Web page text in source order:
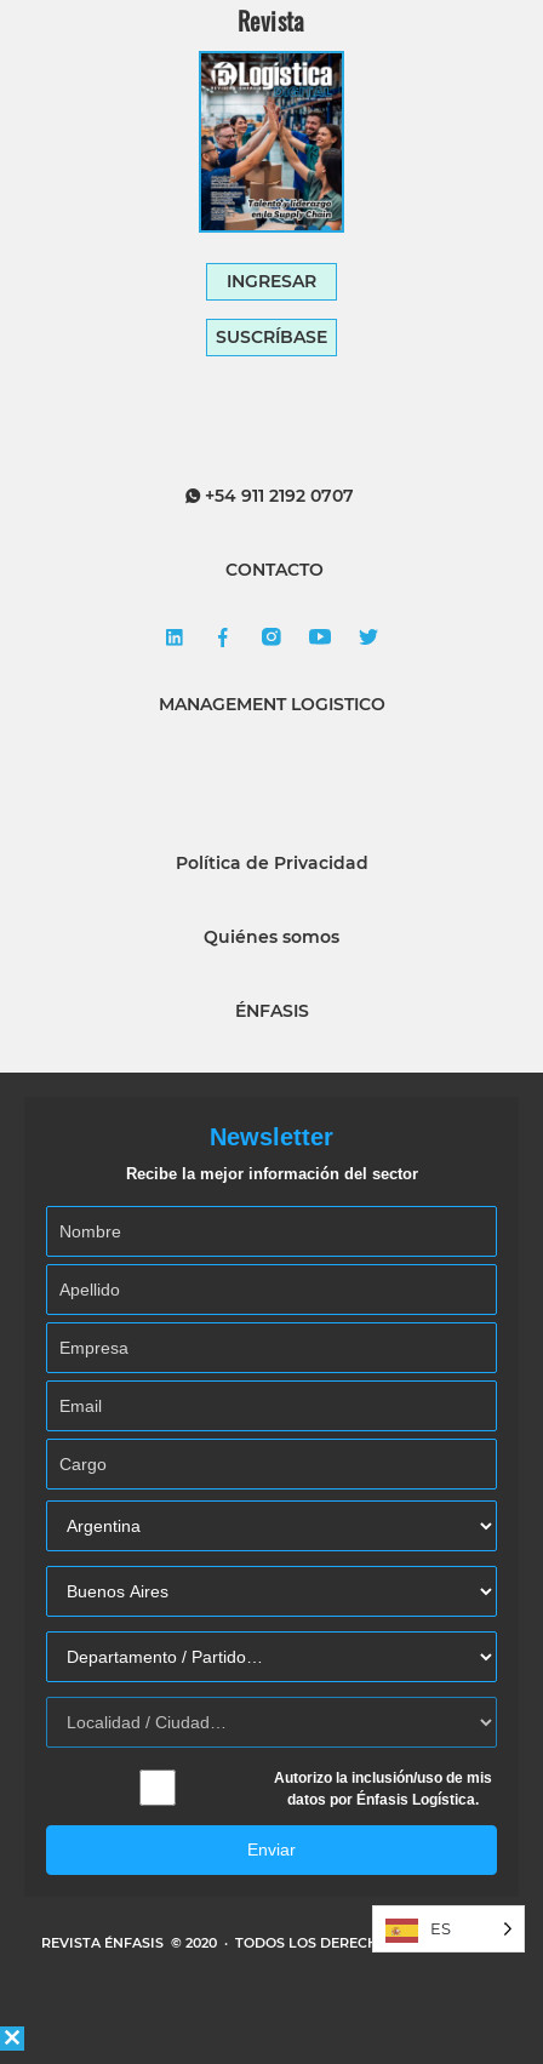
Revista
INGRESAR
SUSCRÍBASE
+54 911 2192 0707
CONTACTO
MANAGEMENT LOGISTICO
Política de Privacidad
Quiénes somos
ÉNFASIS
Newsletter
Recibe la mejor información del sector
Autorizo la inclusión/uso de mis
datos por Énfasis Logística.
Enviar
REVISTA ÉNFASIS © 2020 · TODOS LOS DERECHOS RESERVADOS
ES